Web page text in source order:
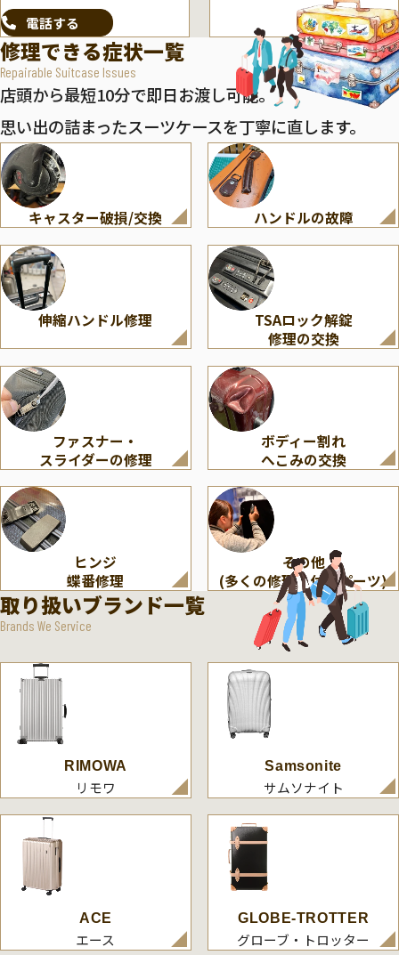
電話する
修理できる症状一覧
Repairable Suitcase Issues
店頭から最短10分で即日お渡し可能。
思い出の詰まったスーツケースを丁寧に直します。
キャスター破損/交換 ハンドルの故障
伸縮ハンドル修理
TSAロック解錠
修理の交換
ファスナー・
スライダーの修理
ボディー割れ
へこみの交換
ヒンジ
蝶番修理
その他
(多くの修理・付属パーツ)
取り扱いブランド一覧
Brands We Service
RIMOWA
リモワ
Samsonite
サムソナイト
ACE
エース
GLOBE-TROTTER
グローブ・トロッター